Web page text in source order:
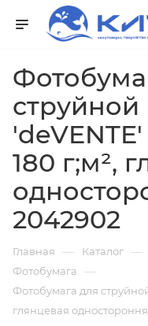
струйной
180 г;м²,
2042902
Главная — Каталог —
Фотобумага —
Фотобумага для
глянцевая